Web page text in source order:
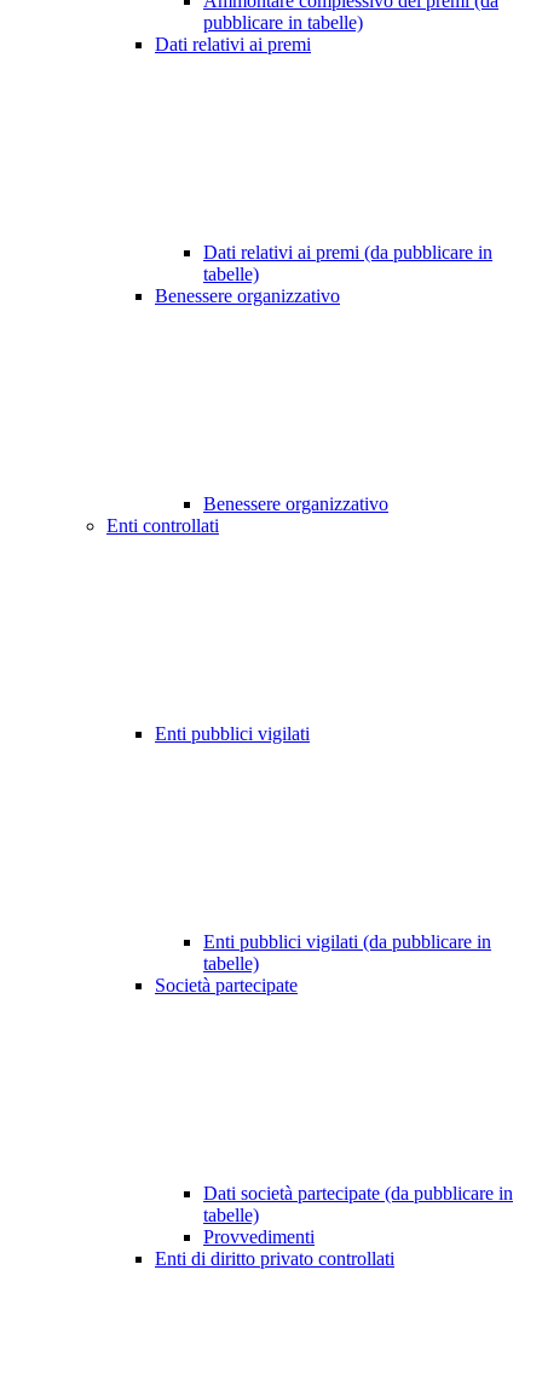
pubblicare in tabelle)
Dati relativi ai premi
Dati relativi ai premi (da pubblicare in
tabelle)
Benessere organizzativo
Benessere organizzativo
Enti controllati
Enti pubblici vigilati
Enti pubblici vigilati (da pubblicare in
tabelle)
Società partecipate
Dati società partecipate (da pubblicare in
tabelle)
Provvedimenti
Enti di diritto privato controllati